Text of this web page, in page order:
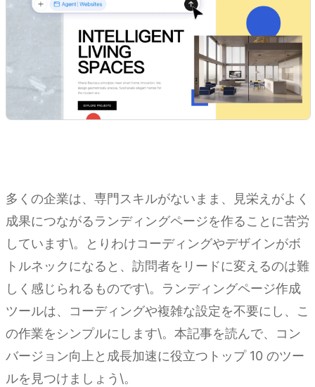
多くの企業は、専門スキルがないまま、見栄えがよく
成果につながるランディングページを作ることに苦労
しています\。とりわけコーディングやデザインがボ
トルネックになると、訪問者をリードに変えるのは難
しく感じられるものです\。ランディングページ作成
ツールは、コーディングや複雑な設定を不要にし、こ
の作業をシンプルにします\。本記事を読んで、コン
バージョン向上と成長加速に役立つトップ 10 のツー
ルを見つけましょう\。